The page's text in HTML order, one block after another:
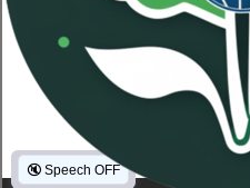
🔇 Speech OFF
कॉपीराइट ©
शेवटची अद्यतनित
Visitor Count :